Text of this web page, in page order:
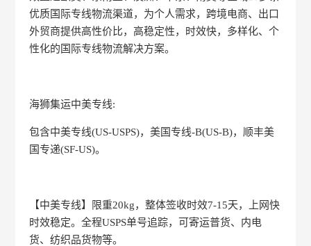
优质国际专线物流渠道，为个人需求，跨境电商、出口
外贸商提供高性价比，高稳定性，时效快，多样化、个
性化的国际专线物流解决方案。
海狮集运中美专线:
包含中美专线(US-USPS)，美国专线-B(US-B)，顺丰美
国专递(SF-US)。
【中美专线】限重20kg，整体签收时效7-15天，上网快
时效稳定。全程USPS单号追踪，可寄运普货、内电
货、纺织品货物等。